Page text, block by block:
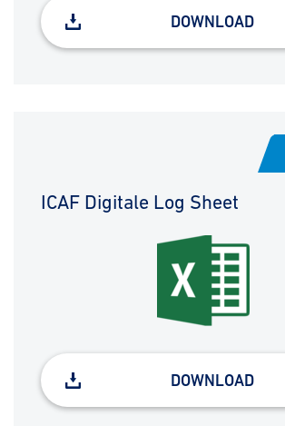
DOWNLOAD
ICAF Digitale Log Sheet
DOWNLOAD